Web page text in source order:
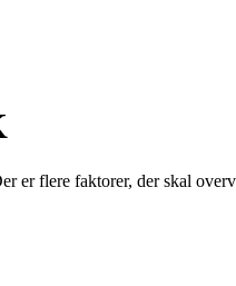
flere faktorer, der skal